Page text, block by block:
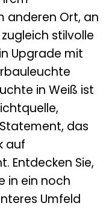
anderen Ort, an
stilvolle
Upgrade mit
in Weiß ist
das
auf
Entdecken Sie,
in ein noch
Umfeld